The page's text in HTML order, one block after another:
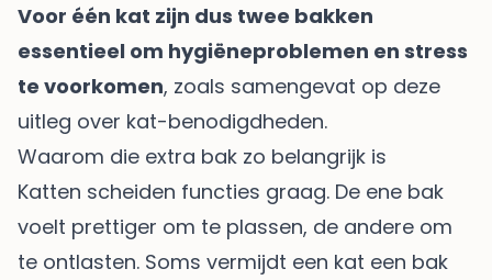
Voor één kat zijn dus twee bakken
essentieel om hygiëneproblemen en stress
te voorkomen, zoals samengevat op deze
uitleg over kat-benodigdheden.
Waarom die extra bak zo belangrijk is
Katten scheiden functies graag. De ene bak
voelt prettiger om te plassen, de andere om
te ontlasten. Soms vermijdt een kat een bak